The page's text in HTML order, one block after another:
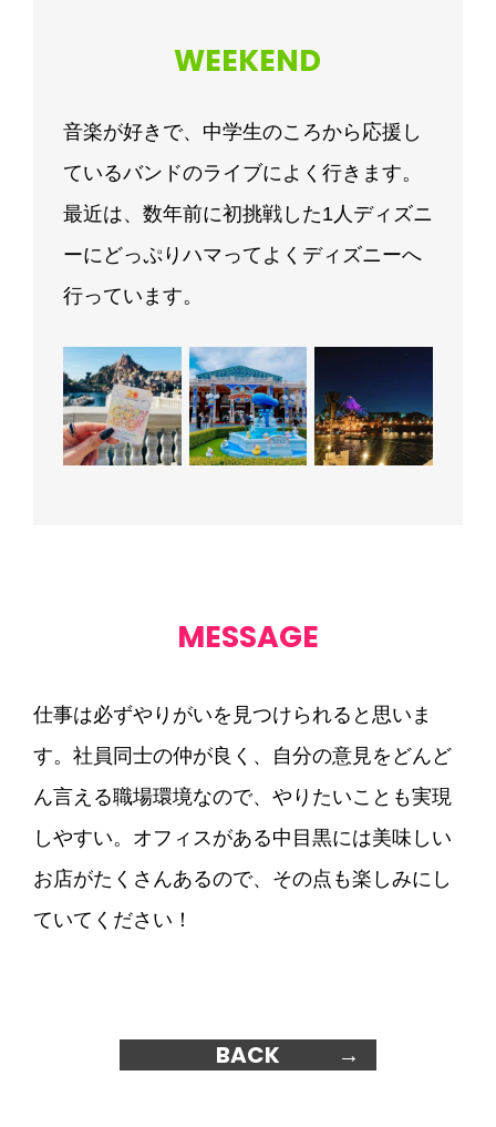
WEEKEND
音楽が好きで、中学生のころから応援し
ているバンドのライブによく行きます。
最近は、数年前に初挑戦した1人ディズニ
ーにどっぷりハマってよくディズニーへ
行っています。
MESSAGE
仕事は必ずやりがいを見つけられると思いま
す。社員同士の仲が良く、自分の意見をどんど
ん言える職場環境なので、やりたいことも実現
しやすい。オフィスがある中目黒には美味しい
お店がたくさんあるので、その点も楽しみにし
ていてください！
BACK →